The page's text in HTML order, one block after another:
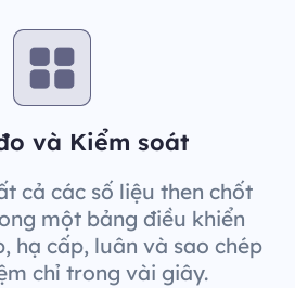
và Kiểm soát
cả các số liệu then chốt
một bảng điều khiển
hạ cấp, luân và sao chép
chỉ trong vài giây.